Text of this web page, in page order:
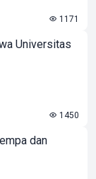
1171
Universitas
1450
dan